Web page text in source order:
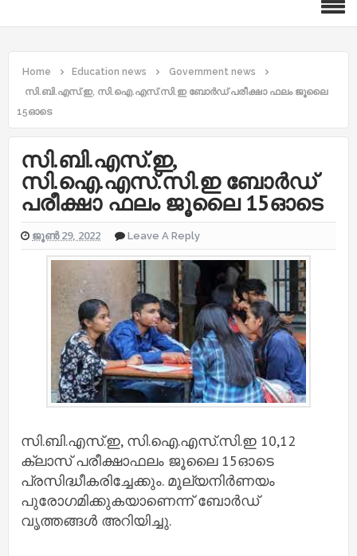
Home Education news
Government news
സി.ബി.എസ്.ഇ, സി.ഐ.എസ്.സി.ഇ ബോര്‍ഡ് പരീക്ഷാ ഫലം ജൂലൈ
15ഓടെ
സി.ബി.എസ്.ഇ,
സി.ഐ.എസ്.സി.ഇ ബോര്‍ഡ്
പരീക്ഷാ ഫലം ജൂലൈ 15ഓടെ
ജൂൺ 29, 2022 Leave A Reply
സി.ബി.എസ്.ഇ, സി.ഐ.എസ്.സി.ഇ 10,12
ക്ലാസ് പരീക്ഷാഫലം ജൂലൈ 15ഓടെ
പ്രസിദ്ധീകരിച്ചേക്കും. മൂല്യനിര്‍ണയം
പുരോഗമിക്കുകയാണെന്ന് ബോര്‍ഡ്
വൃത്തങ്ങള്‍ അറിയിച്ചു.